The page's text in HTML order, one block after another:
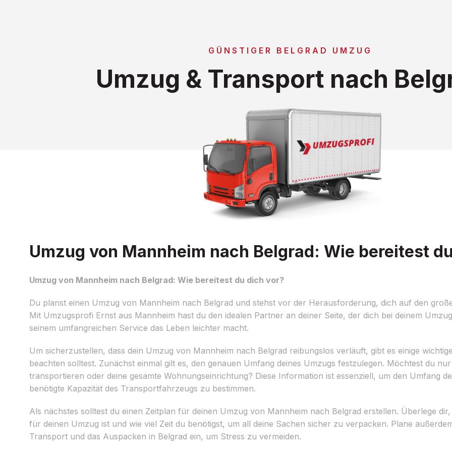
GÜNSTIGER BELGRAD UMZUG
Umzug & Transport nach
Umzug von Mannheim nach Belgrad: Wie bereitest
Umzug von Mannheim nach Belgrad: Wie bereitest du dich vor?
Du planst einen Umzug von Mannheim nach Belgrad und stehst vor der Herausforderung, dich auf den
Mit Umzugsprofi Ernst aus Mannheim hast du den idealen Partner an deiner Seite, der dich bei deinem
seinem umfangreichen Service das Leben leichter macht.
Um sicherzustellen, dass dein Umzug von Mannheim nach Belgrad reibungslos verläuft, gibt es einige
beachten solltest. Zunächst einmal gilt es, den genauen Umfang deines Umzugs festzulegen. Möchtest du
transportieren oder deine gesamte Wohnungseinrichtung? Diese Information ist essenziell, um den Umfang
benötigte Kapazität des Transportfahrzeugs zu bestimmen.
Als nächstes solltest du einen Zeitplan für deinen Umzug von Mannheim nach Belgrad erstellen. Überlege
für deinen Umzug ist und wie viel Zeit du benötigst, um all deine Sachen sicher zu verpacken. Plane
Transport und das Auspacken in Belgrad ein, um Stress zu vermeiden.